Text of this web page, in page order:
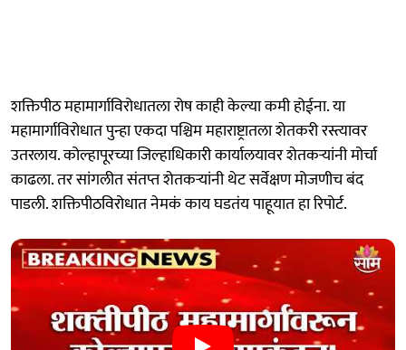
शक्तिपीठ महामार्गाविरोधातला रोष काही केल्या कमी होईना. या
महामार्गाविरोधात पुन्हा एकदा पश्चिम महाराष्ट्रातला शेतकरी रस्त्यावर
उतरलाय. कोल्हापूरच्या जिल्हाधिकारी कार्यालयावर शेतकऱ्यांनी मोर्चा
काढला. तर सांगलीत संतप्त शेतकऱ्यांनी थेट सर्वेक्षण मोजणीच बंद
पाडली. शक्तिपीठविरोधात नेमकं काय घडतंय पाहूयात हा रिपोर्ट.